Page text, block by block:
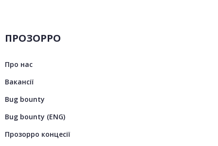
ПРОЗОРРО
Про нас
Вакансії
Bug bounty
Bug bounty (ENG)
Прозорро концесії